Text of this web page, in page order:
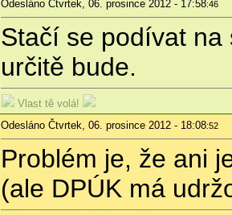
Odesláno Čtvrtek, 06. prosince 2012 - 17:58:46
Stačí se podívat na
určitě bude.
Vlast tě volá!
Odesláno Čtvrtek, 06. prosince 2012 - 18:08:52
Problém je, že ani
(ale DPÚK má